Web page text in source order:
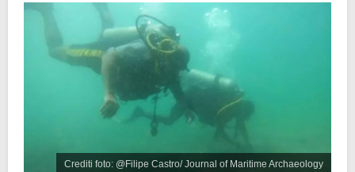
Crediti foto: @Filipe Castro/ Journal of Maritime Archaeology